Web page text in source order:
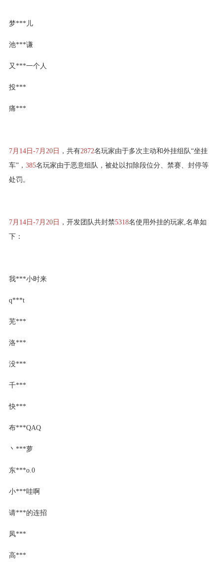
梦***儿
池***谦
又***一个人
投***
痛***
7月14日-7月20日 ，共有2872名玩家由于多次主动和外挂组队“坐挂
车”， 385名玩家由于恶意组队，被处以扣除段位分、禁赛、封停等
处罚。
7月14日-7月20日 ，开发团队共封禁5318名使用外挂的玩家,名单如
下：
我***小时来
q***t
芜***
洛***
没***
千***
快***
布***QAQ
丶***萝
东***o.0
小***哇啊
请***的连招
凤***
高***